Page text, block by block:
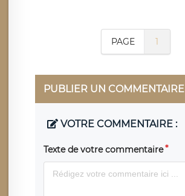
PAGE 1
PUBLIER UN COMMENTAIRE
VOTRE COMMENTAIRE :
Texte de votre commentaire